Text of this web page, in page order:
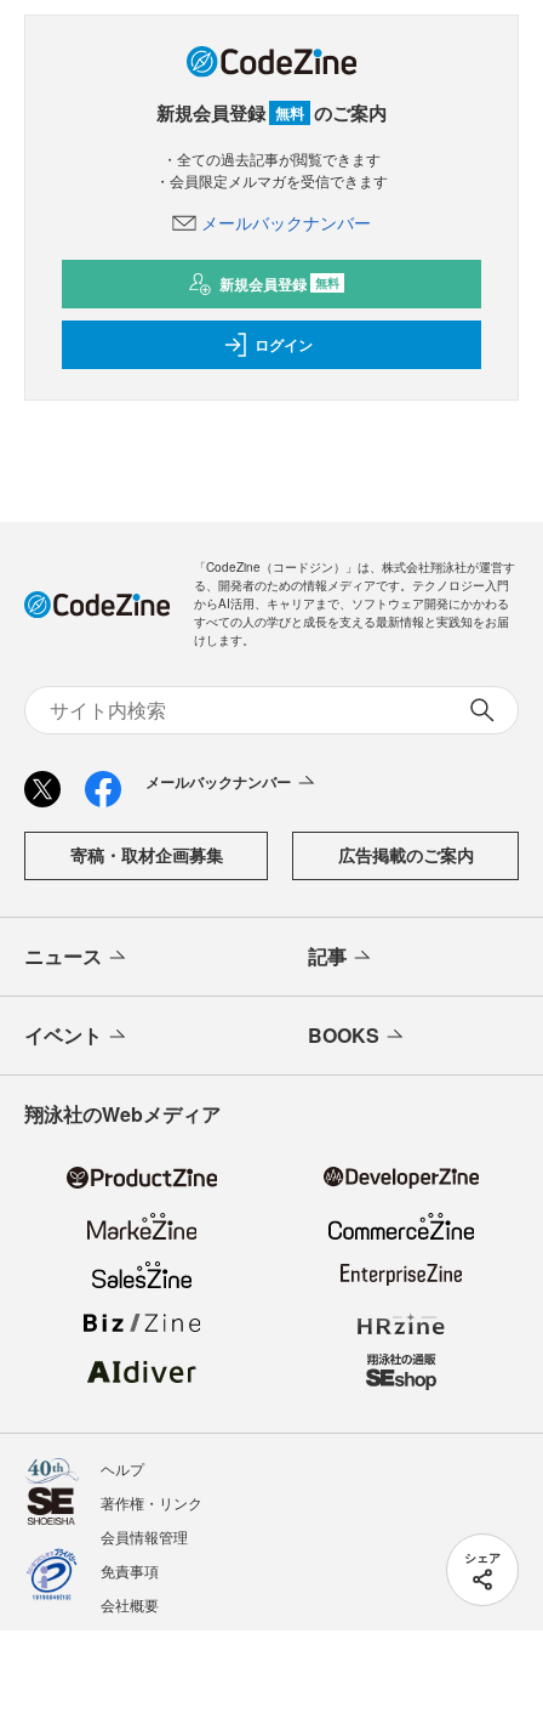
シェア
新規会員登録 無料 のご案内
・全ての過去記事が閲覧できます
・会員限定メルマガを受信できます
メールバックナンバー
新規会員登録 無料
ログイン
「CodeZine（コードジン）」は、株式会社翔泳社が運営す
る、開発者のための情報メディアです。テクノロジー入門
からAI活用、キャリアまで、ソフトウェア開発にかかわる
すべての人の学びと成長を支える最新情報と実践知をお届
けします。
メールバックナンバー
寄稿・取材企画募集 広告掲載のご案内
ニュース 記事
イベント BOOKS
翔泳社のWebメディア
ヘルプ
著作権・リンク
会員情報管理
免責事項
会社概要